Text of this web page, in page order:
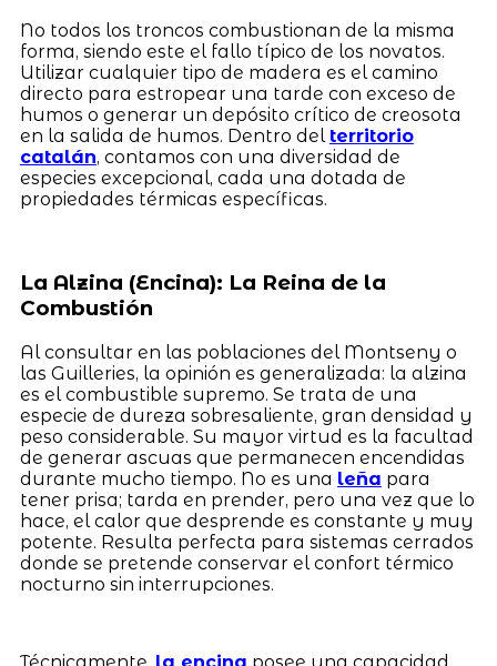
No todos los troncos combustionan de la misma
forma, siendo este el fallo típico de los novatos.
Utilizar cualquier tipo de madera es el camino
directo para estropear una tarde con exceso de
humos o generar un depósito crítico de creosota
en la salida de humos. Dentro del territorio
catalán, contamos con una diversidad de
especies excepcional, cada una dotada de
propiedades térmicas específicas.
La Alzina (Encina): La Reina de la
Combustión
Al consultar en las poblaciones del Montseny o
las Guilleries, la opinión es generalizada: la alzina
es el combustible supremo. Se trata de una
especie de dureza sobresaliente, gran densidad y
peso considerable. Su mayor virtud es la facultad
de generar ascuas que permanecen encendidas
durante mucho tiempo. No es una leña para
tener prisa; tarda en prender, pero una vez que lo
hace, el calor que desprende es constante y muy
potente. Resulta perfecta para sistemas cerrados
donde se pretende conservar el confort térmico
nocturno sin interrupciones.
Técnicamente, la encina posee una capacidad